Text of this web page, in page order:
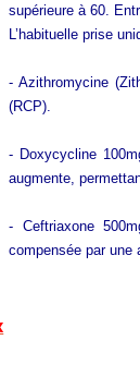
supérieure à 60.
L’habituelle prise
- Azithromycine
(RCP).
- Doxycycline
augmente,
- Ceftriaxone
compensée par une